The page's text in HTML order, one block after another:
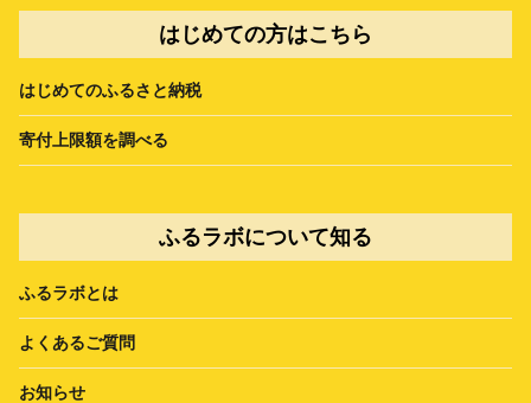
はじめての方はこちら
はじめてのふるさと納税
寄付上限額を調べる
ふるラボについて知る
ふるラボとは
よくあるご質問
お知らせ